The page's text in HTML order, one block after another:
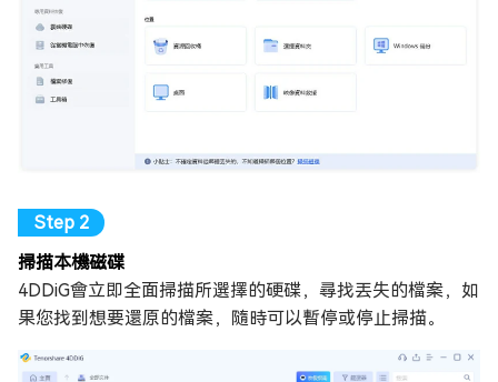
掃描本機磁碟
4DDiG會立即全面掃描所選擇的硬碟，尋找丟失的檔案，如
果您找到想要還原的檔案，隨時可以暫停或停止掃描。